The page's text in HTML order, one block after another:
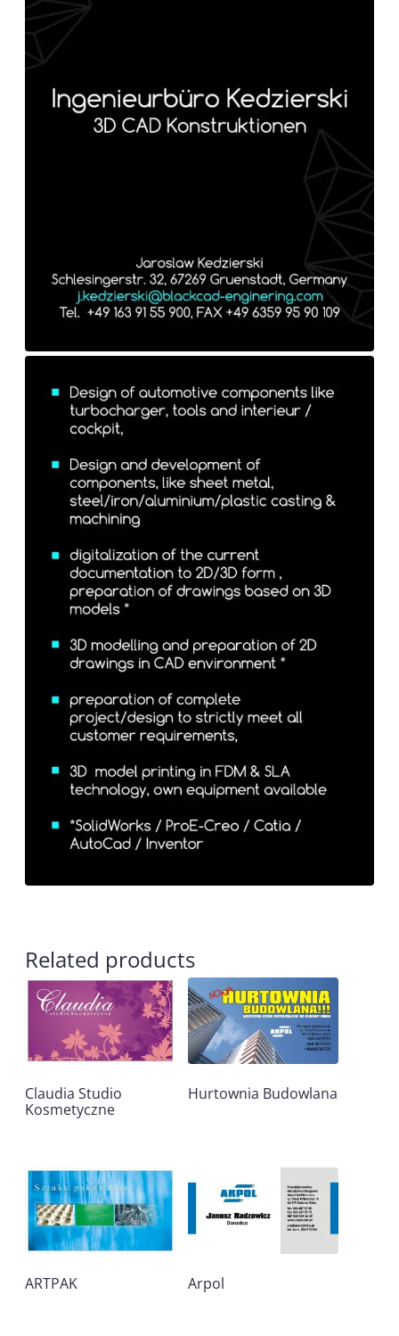
Related products
Claudia Studio
Kosmetyczne
Hurtownia Budowlana
ARTPAK Arpol